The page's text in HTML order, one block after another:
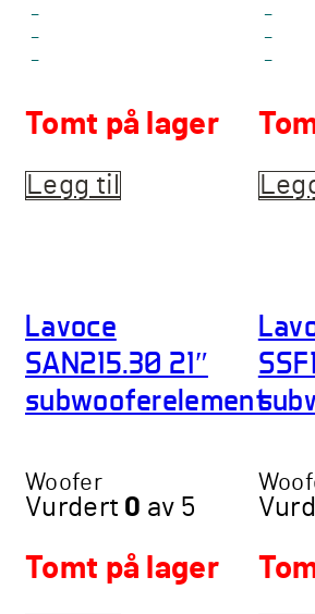
-
-
-
Tomt på lager
Legg til
-
-
-
Lavoce
SAN215.30 21″
subwooferelement
Woofer
Vurdert 0 av 5
Tomt på lager